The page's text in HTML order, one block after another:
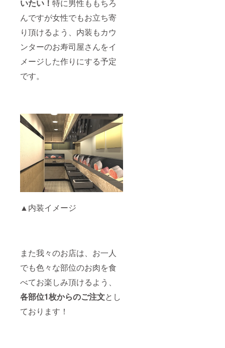
いたい！ 特に男性ももちろ
んですが女性でもお立ち寄
り頂けるよう、内装もカウ
ンターのお寿司屋さんをイ
メージした作りにする予定
です。
▲内装イメージ
また我々のお店は、お一人
でも色々な部位のお肉を食
べてお楽しみ頂けるよう、
各部位1枚からのご注文とし
ております！